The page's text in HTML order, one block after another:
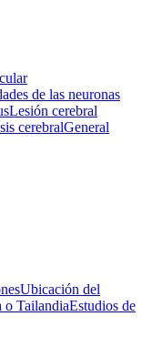
de las neuronas
Lesión cerebral
cerebralGeneral
Ubicación del
o TailandiaEstudios de